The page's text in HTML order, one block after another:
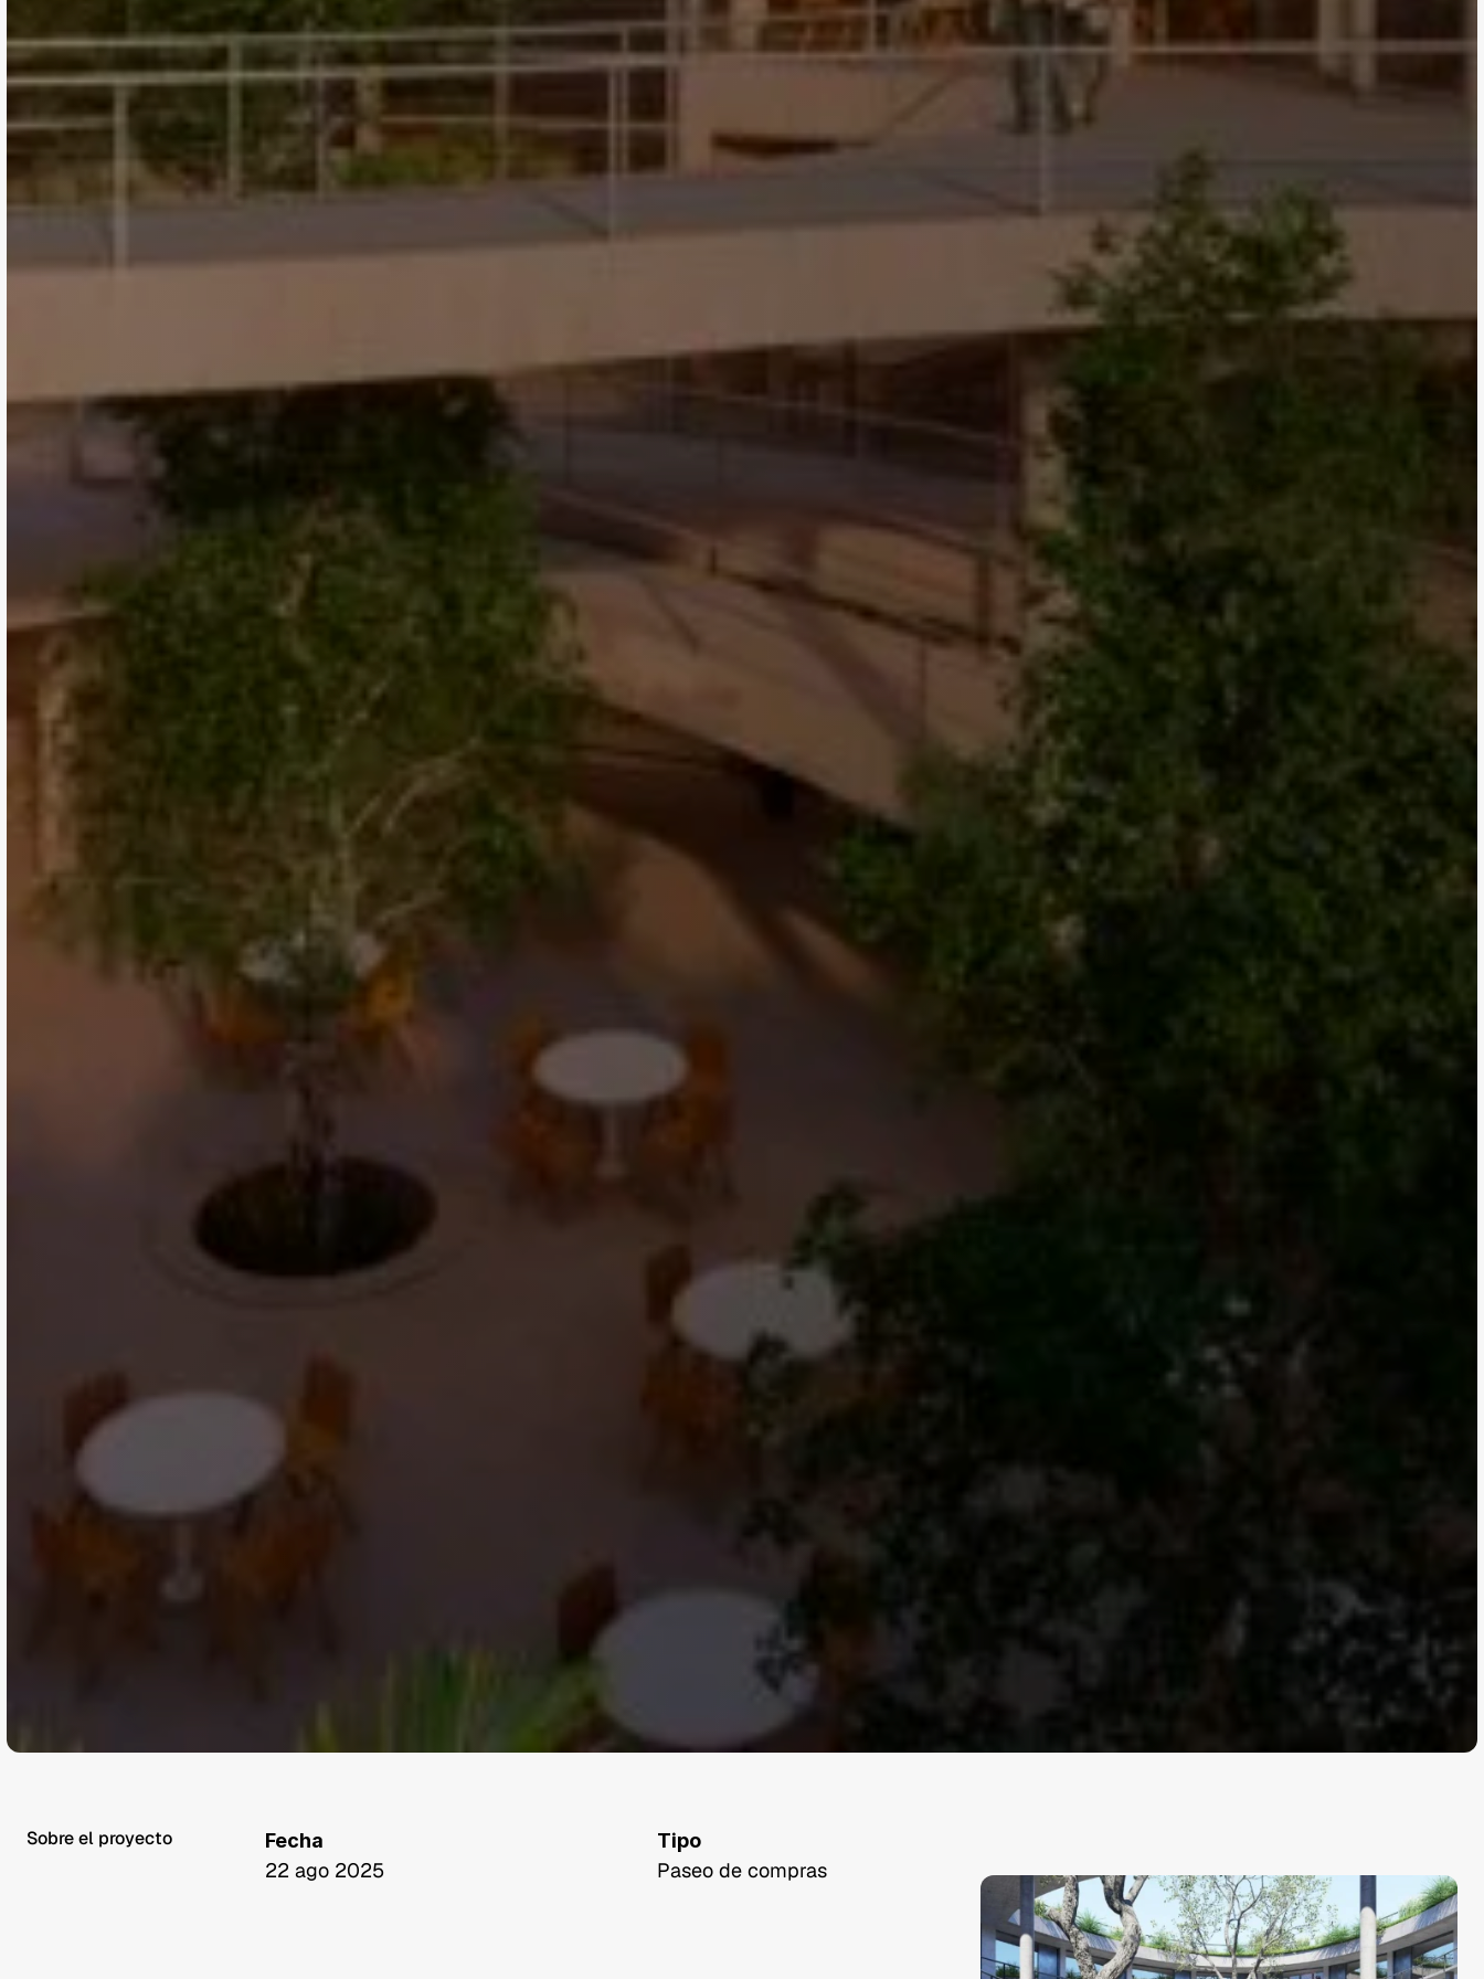
Sobre el proyecto Fecha
22 ago 2025
Tipo
Paseo de compras